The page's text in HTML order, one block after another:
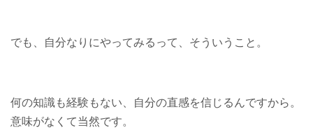
でも、自分なりにやってみるって、そういうこと。
何の知識も経験もない、自分の直感を信じるんですから。
意味がなくて当然です。